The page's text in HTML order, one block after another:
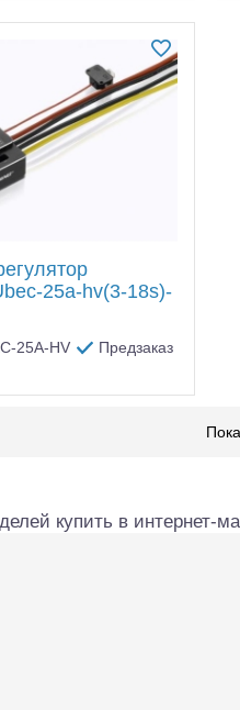
25a-hv(3-18s)-
25A-HV Предзаказ
купить в